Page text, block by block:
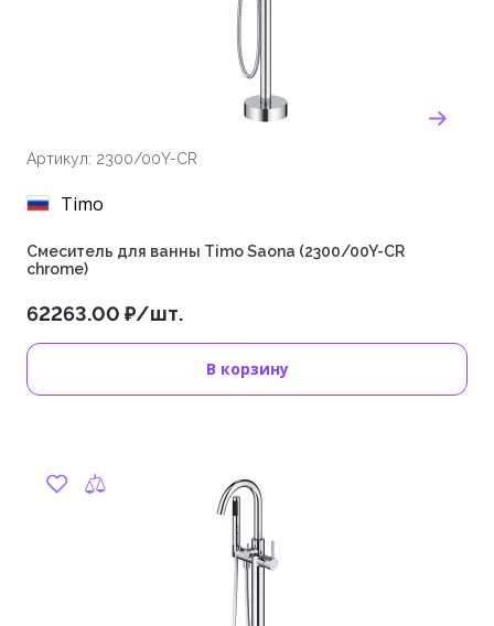
Артикул: 2300/00Y-CR
Timo
Смеситель для ванны Timo Saona (2300/00Y-CR
chrome)
62263.00 ₽/шт.
В корзину